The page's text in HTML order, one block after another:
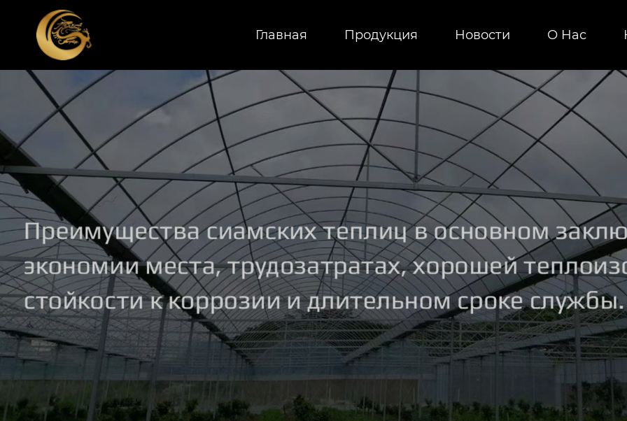
Главная Продукция Новости О Hас